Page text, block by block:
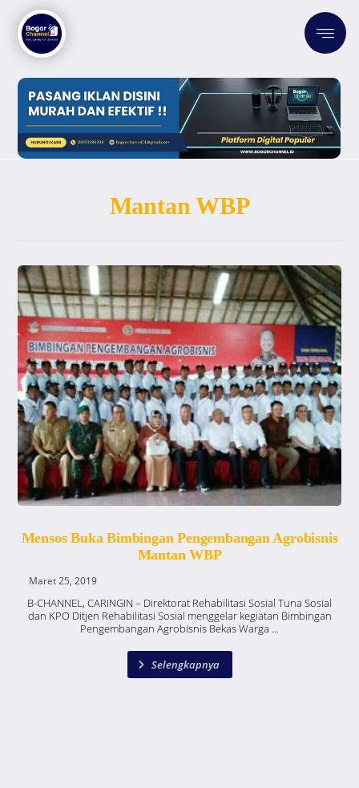
Mantan WBP
Mensos Buka Bimbingan Pengembangan Agrobisnis
Mantan WBP
Maret 25, 2019
B-CHANNEL, CARINGIN – Direktorat Rehabilitasi Sosial Tuna Sosial
dan KPO Ditjen Rehabilitasi Sosial menggelar kegiatan Bimbingan
Pengembangan Agrobisnis Bekas Warga ...
Selengkapnya